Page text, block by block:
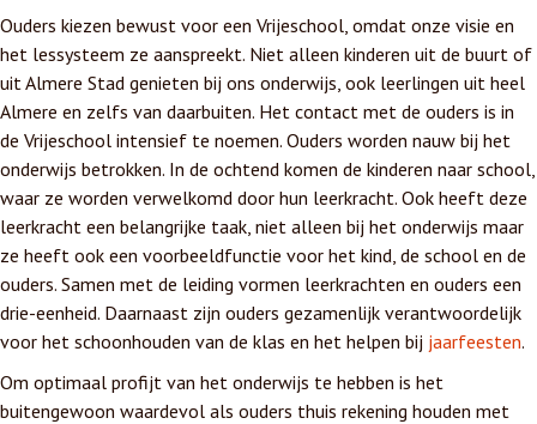
Ouders kiezen bewust voor een Vrijeschool, omdat onze visie en
het lessysteem ze aanspreekt. Niet alleen kinderen uit de buurt of
uit Almere Stad genieten bij ons onderwijs, ook leerlingen uit heel
Almere en zelfs van daarbuiten. Het contact met de ouders is in
de Vrijeschool intensief te noemen. Ouders worden nauw bij het
onderwijs betrokken. In de ochtend komen de kinderen naar school,
waar ze worden verwelkomd door hun leerkracht. Ook heeft deze
leerkracht een belangrijke taak, niet alleen bij het onderwijs maar
ze heeft ook een voorbeeldfunctie voor het kind, de school en de
ouders. Samen met de leiding vormen leerkrachten en ouders een
drie-eenheid. Daarnaast zijn ouders gezamenlijk verantwoordelijk
voor het schoonhouden van de klas en het helpen bij jaarfeesten.
Om optimaal profijt van het onderwijs te hebben is het
buitengewoon waardevol als ouders thuis rekening houden met